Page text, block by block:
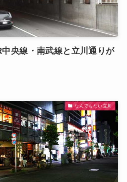
央線・南武線と立川通りが
なんでもない立川